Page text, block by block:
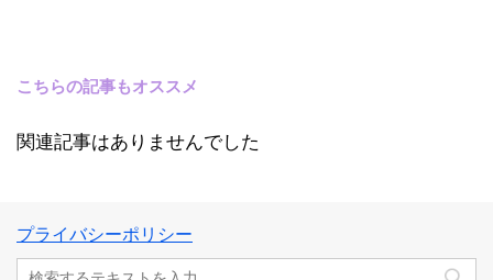
こちらの記事もオススメ
関連記事はありませんでした
プライバシーポリシー